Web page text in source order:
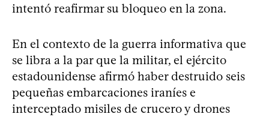
intentó reafirmar su bloqueo en la zona.
En el contexto de la guerra informativa que
se libra a la par que la militar, el ejército
estadounidense afirmó haber destruido seis
pequeñas embarcaciones iraníes e
interceptado misiles de crucero y drones